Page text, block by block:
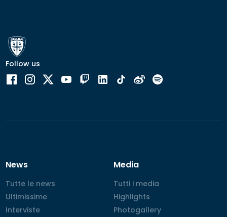
Follow us
News
Tutte le news
Tutte le news
Ultimissime
Ultimissime
Interviste
Interviste
Media
Tutti i media
Tutti i media
Highlights
Highlights
Photogallery
Photogallery